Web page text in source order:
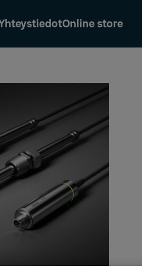
Online store